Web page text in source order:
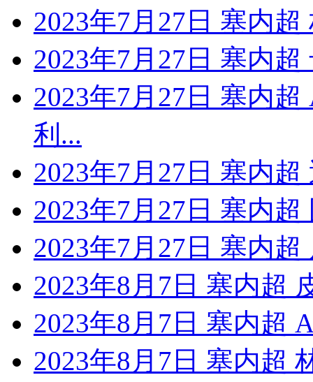
2023年7月27日 塞内
2023年7月27日 塞内
2023年7月27日 塞内
利...
2023年7月27日 塞内
2023年7月27日 塞内
2023年7月27日 塞内超
2023年8月7日 塞内超
2023年8月7日 塞内超
2023年8月7日 塞内超